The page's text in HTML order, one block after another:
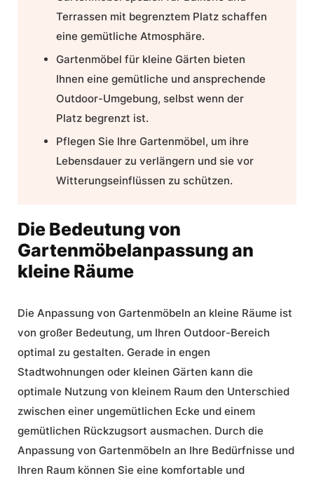
Terrassen mit begrenztem Platz schaffen
eine gemütliche Atmosphäre.
Gartenmöbel für kleine Gärten bieten
Ihnen eine gemütliche und ansprechende
Outdoor-Umgebung, selbst wenn der
Platz begrenzt ist.
Pflegen Sie Ihre Gartenmöbel, um ihre
Lebensdauer zu verlängern und sie vor
Witterungseinflüssen zu schützen.
Die Bedeutung von
Gartenmöbelanpassung an
kleine Räume
Die Anpassung von Gartenmöbeln an kleine Räume ist
von großer Bedeutung, um Ihren Outdoor-Bereich
optimal zu gestalten. Gerade in engen
Stadtwohnungen oder kleinen Gärten kann die
optimale Nutzung von kleinem Raum den Unterschied
zwischen einer ungemütlichen Ecke und einem
gemütlichen Rückzugsort ausmachen. Durch die
Anpassung von Gartenmöbeln an Ihre Bedürfnisse und
Ihren Raum können Sie eine komfortable und